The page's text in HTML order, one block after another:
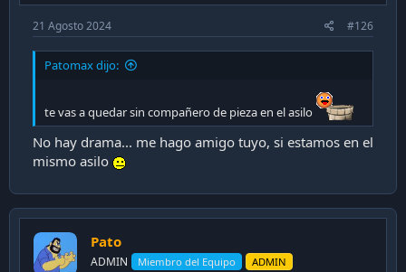
21 Agosto 2024 #126
Patomax dijo:
te vas a quedar sin compañero de pieza en el asilo
No hay drama... me hago amigo tuyo, si estamos en el
mismo asilo
Pato
ADMIN Miembro del Equipo ADMIN